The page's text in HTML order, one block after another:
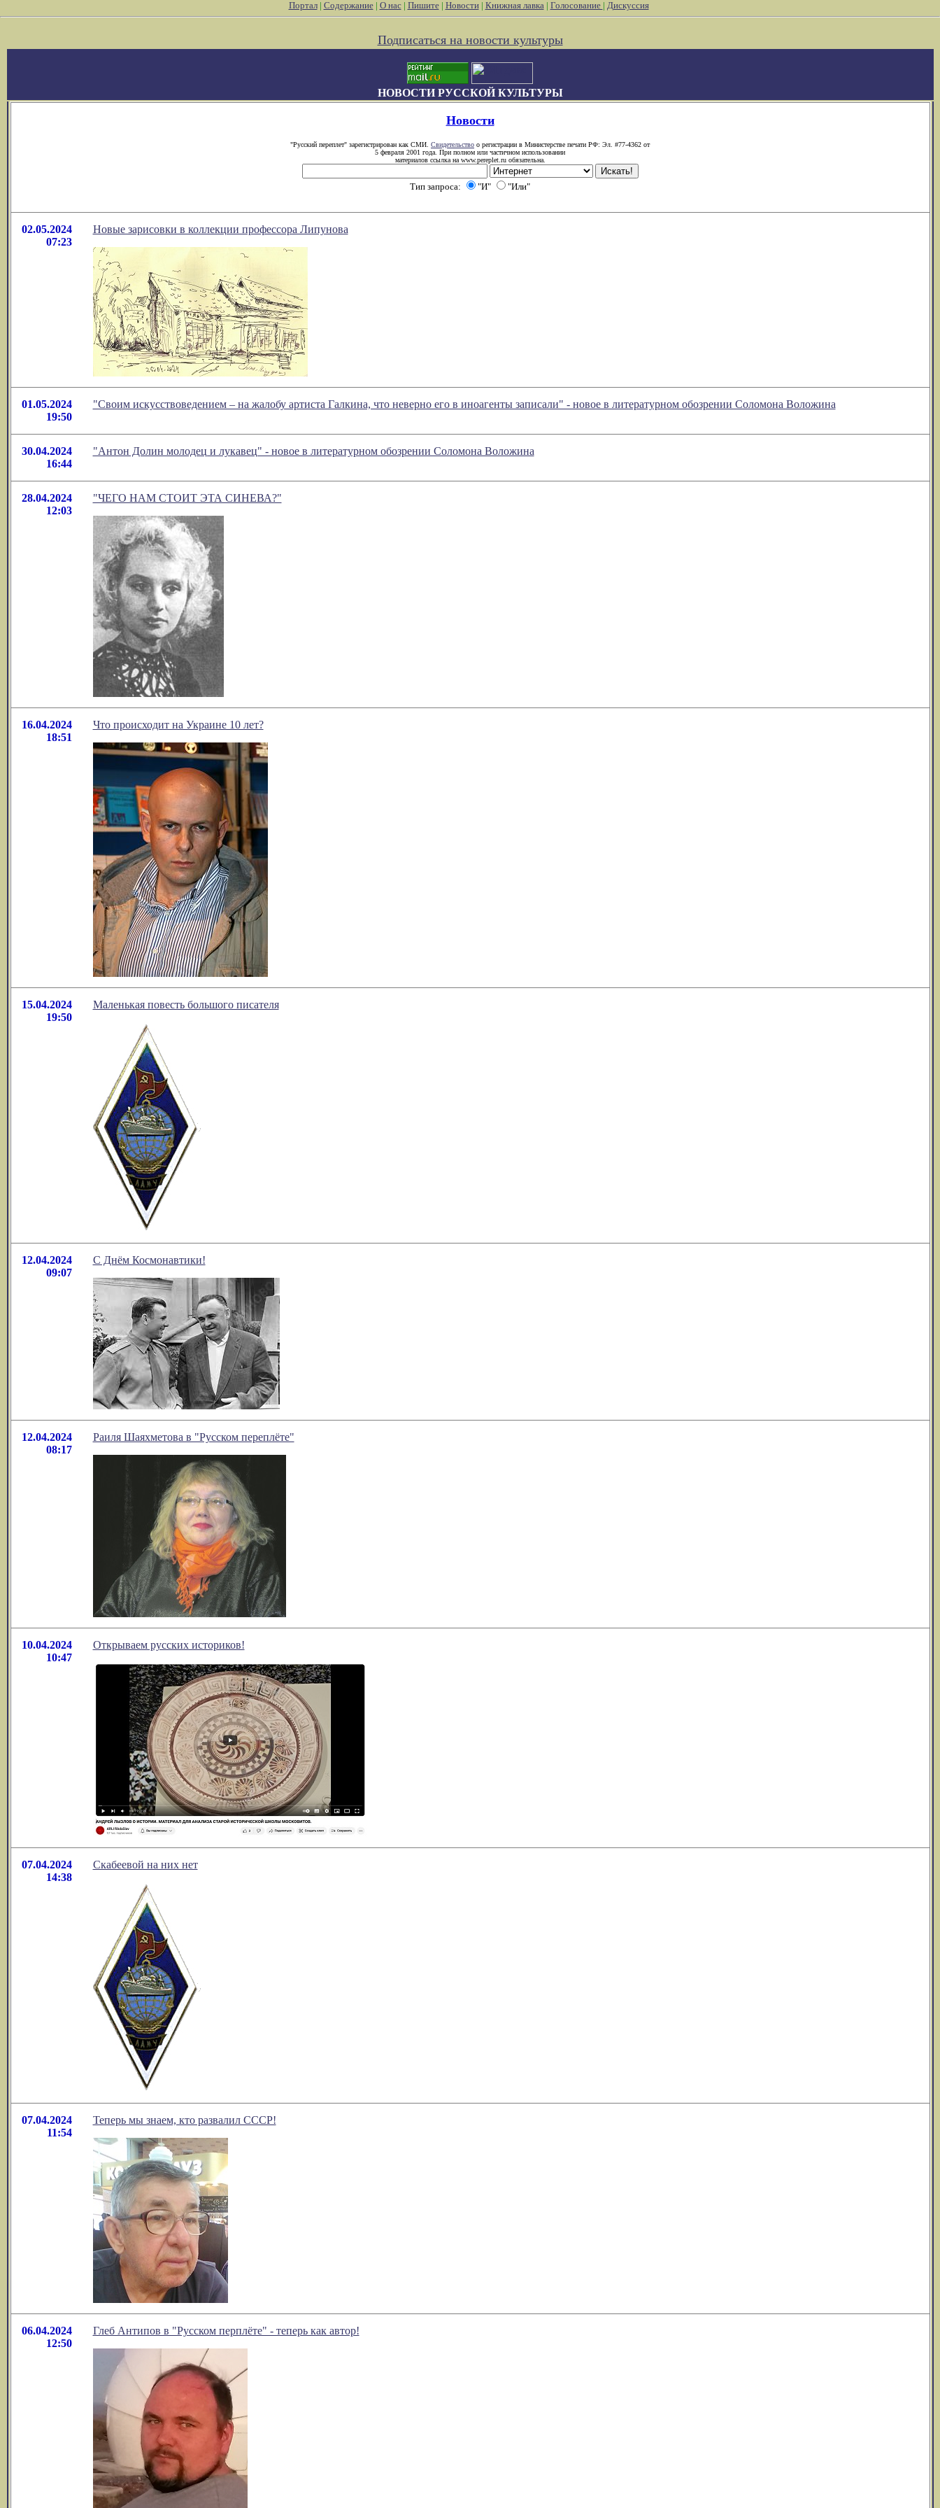
Портал| Содержание| О нас| Пишите| Новости| Книжная лавка| Голосование | Дискуссия
Подписаться на новости культуры
НОВОСТИ РУССКОЙ КУЛЬТУРЫ
Новости
"Русский переплет" зарегистрирован как СМИ. Свидетельство о регистрации в Министерстве печати РФ: Эл. #77-4362 от
5 февраля 2001 года. При полном или частичном использовании
материалов ссылка на www.pereplet.ru обязательна.
Тип запроса: "И" "Или"
02.05.2024
07:23
Новые зарисовки в коллекции профессора Липунова
01.05.2024
19:50
"Своим искусствоведением – на жалобу артиста Галкина, что неверно его в иноагенты записали" - новое в литературном обозрении Соломона Воложина
30.04.2024
16:44
"Антон Долин молодец и лукавец" - новое в литературном обозрении Соломона Воложина
28.04.2024
12:03
"ЧЕГО НАМ СТОИТ ЭТА СИНЕВА?"
16.04.2024
18:51
Что происходит на Украине 10 лет?
15.04.2024
19:50
Маленькая повеcть большого писателя
12.04.2024
09:07
С Днём Космонавтики!
12.04.2024
08:17
Раиля Шаяхметова в "Русском переплёте"
10.04.2024
10:47
Открываем русских историков!
07.04.2024
14:38
Скабеевой на них нет
07.04.2024
11:54
Теперь мы знаем, кто развалил СССР!
06.04.2024
12:50
Глеб Антипов в "Русском перплёте" - теперь как автор!